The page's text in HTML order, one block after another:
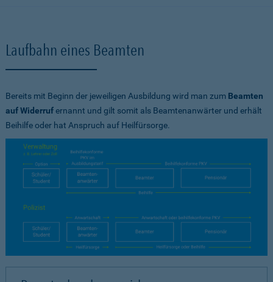
Laufbahn eines Beamten
Bereits mit Beginn der jeweiligen Ausbildung wird man zum Beamten
auf Widerrufernannt und gilt somit als Beamtenanwärter und erhält
Beihilfe oder hat Anspruch auf Heilfürsorge.